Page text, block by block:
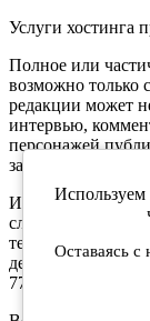
Услуги хостинга
Полное или
возможно только
редакции может
интервью,
персонажей
за текст
Интернет-портал
службе по
технологий и
декабря 2019
77189.
Используем
Оставаясь с